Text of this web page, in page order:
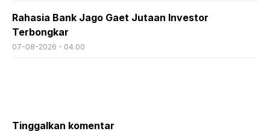
Rahasia Bank Jago Gaet Jutaan Investor
Terbongkar
07-08-2026 - 04.00
Tinggalkan komentar